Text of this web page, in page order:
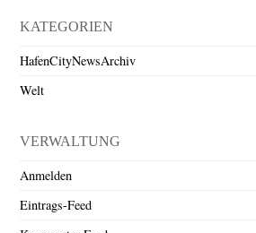
KATEGORIEN
HafenCityNewsArchiv
Welt
VERWALTUNG
Anmelden
Eintrags-Feed